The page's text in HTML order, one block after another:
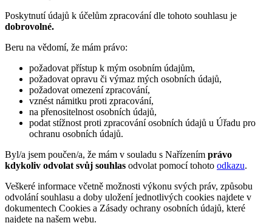
Poskytnutí údajů k účelům zpracování dle tohoto souhlasu je
dobrovolné.
Beru na vědomí, že mám právo:
požadovat přístup k mým osobním údajům,
požadovat opravu či výmaz mých osobních údajů,
požadovat omezení zpracování,
vznést námitku proti zpracování,
na přenositelnost osobních údajů,
podat stížnost proti zpracování osobních údajů u Úřadu pro
ochranu osobních údajů.
Byl/a jsem poučen/a, že mám v souladu s Nařízením právo
kdykoliv odvolat svůj souhlas odvolat pomocí tohoto odkazu.
Veškeré informace včetně možnosti výkonu svých práv, způsobu
odvolání souhlasu a doby uložení jednotlivých cookies najdete v
dokumentech Cookies a Zásady ochrany osobních údajů, které
najdete na našem webu.